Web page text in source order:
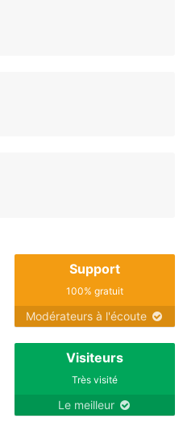
Support
100% gratuit
Modérateurs à l'écoute
Visiteurs
Très visité
Le meilleur